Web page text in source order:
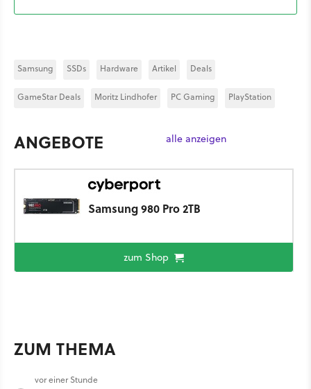
Samsung SSDs Hardware Artikel Deals
GameStar Deals Moritz Lindhofer PC Gaming PlayStation
ANGEBOTE alle anzeigen
Samsung 980 Pro 2TB
zum Shop
ZUM THEMA
vor einer Stunde